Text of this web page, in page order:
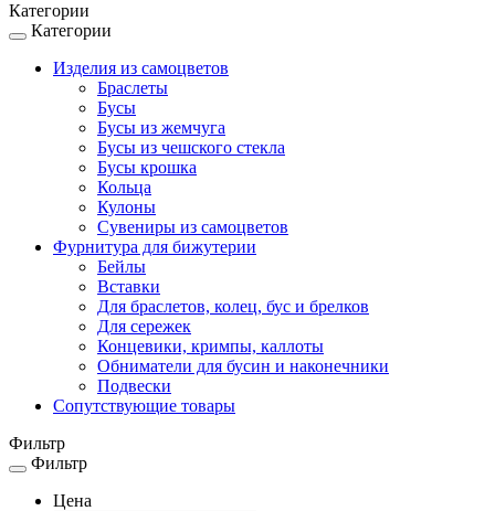
Категории
Toggle
navigation
Категории
Изделия из самоцветов
Браслеты
Бусы
Бусы из жемчуга
Бусы из чешского стекла
Бусы крошка
Кольца
Кулоны
Сувениры из самоцветов
Фурнитура для бижутерии
Бейлы
Вставки
Для браслетов, колец, бус и брелков
Для сережек
Концевики, кримпы, каллоты
Обниматели для бусин и наконечники
Подвески
Сопутствующие товары
Фильтр
Toggle
navigation
Фильтр
Цена